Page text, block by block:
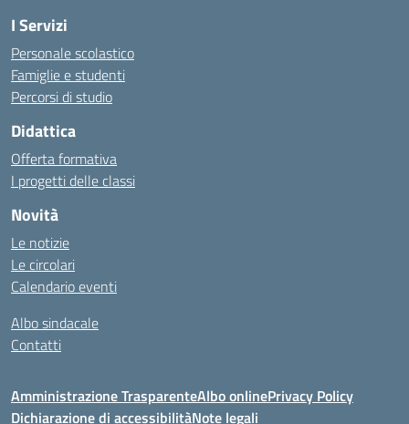
I Servizi
Personale scolastico
Famiglie e studenti
Percorsi di studio
Didattica
Offerta formativa
I progetti delle classi
Novità
Le notizie
Le circolari
Calendario eventi
Albo sindacale
Contatti
Amministrazione TrasparenteAlbo onlinePrivacy Policy
Dichiarazione di accessibilitàNote legali